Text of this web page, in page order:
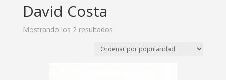
David Costa
Mostrando los 2 resultados